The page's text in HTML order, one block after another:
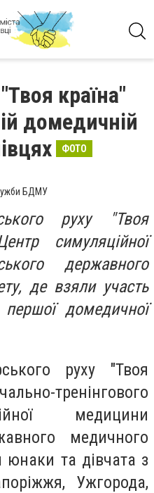
країна"
домедичній
ФОТО
БДМУ
руху "Твоя
симуляційної
державного
де взяли участь
першої домедичної
руху "Твоя
тренінгового
медицини
медичного
юнаки та дівчата з
Ужгорода,